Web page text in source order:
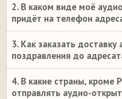
2. В каком виде моё
придёт на телефон
3. Как заказать доставку
поздравления до
4. В какие страны, кроме
отправлять аудио-